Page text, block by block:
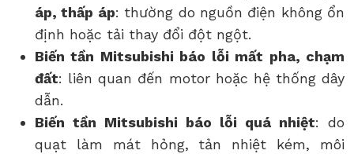
áp, thấp áp: thường do nguồn điện không ổn
định hoặc tải thay đổi đột ngột.
Biến tần Mitsubishi báo lỗi mất pha, chạm
đất: liên quan đến motor hoặc hệ thống dây
dẫn.
Biến tần Mitsubishi báo lỗi quá nhiệt: do
quạt làm mát hỏng, tản nhiệt kém, môi